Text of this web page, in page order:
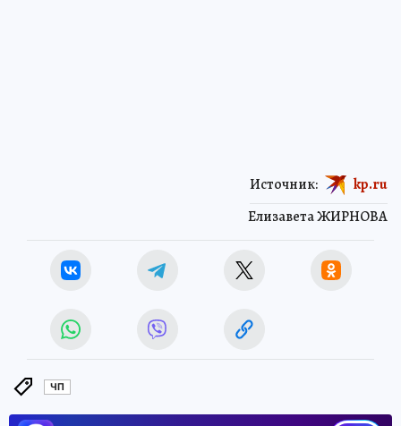
Елизавета ЖИРНОВА
Источник: kp.ru
ЧП